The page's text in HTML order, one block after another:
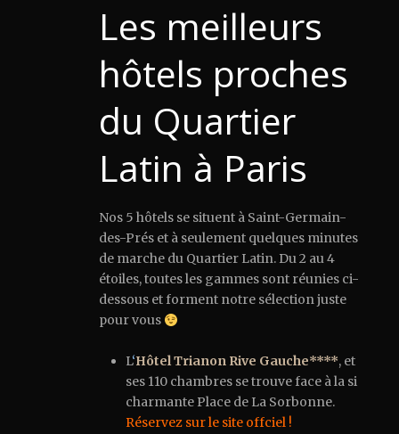
Les meilleurs
hôtels proches
du Quartier
Latin à Paris
Nos 5 hôtels se situent à Saint-Germain-
des-Prés et à seulement quelques minutes
de marche du Quartier Latin. Du 2 au 4
étoiles, toutes les gammes sont réunies ci-
dessous et forment notre sélection juste
pour vous
L‘Hôtel Trianon Rive Gauche****, et
ses 110 chambres se trouve face à la si
charmante Place de La Sorbonne.
Réservez sur le site offciel !